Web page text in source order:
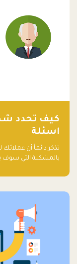
كيف تحدد
اسئلة
تذكر دائماً أن
بالمشكلة التي سوف